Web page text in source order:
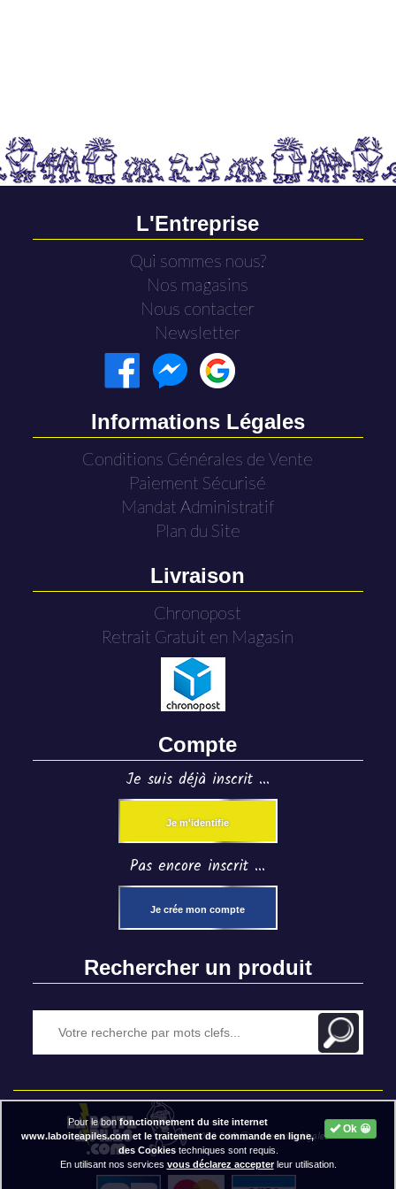
L'Entreprise
Qui sommes nous?
Nos magasins
Nous contacter
Newsletter
Informations Légales
Conditions Générales de Vente
Paiement Sécurisé
Mandat Administratif
Plan du Site
Livraison
Chronopost
Retrait Gratuit en Magasin
Compte
Je suis déjà inscrit ...
Je m'identifie
Pas encore inscrit ...
Je crée mon compte
Rechercher un produit
2020 BAP ⓒ - Mentions légales
Ok 😀
Pour le bonfonctionnement du site internet
www.laboiteapiles.com et le traitement de commande en ligne,
des Cookiestechniques sont requis.
En utilisant nos services vous déclarez accepterleur utilisation.